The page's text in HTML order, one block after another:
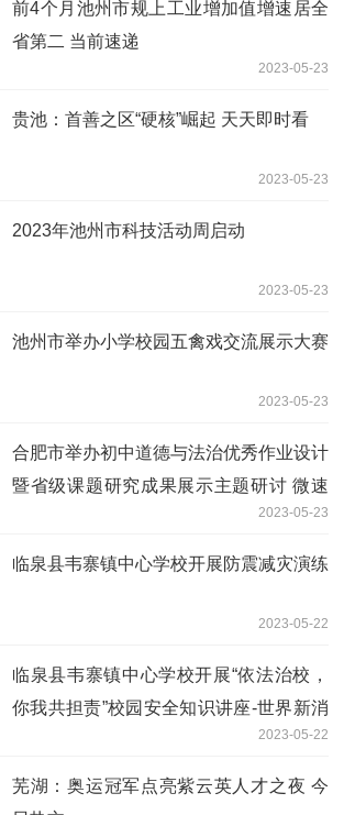
前4个月池州市规上工业增加值增速居全
省第二 当前速递
2023-05-23
贵池：首善之区“硬核”崛起 天天即时看
2023-05-23
2023年池州市科技活动周启动
2023-05-23
池州市举办小学校园五禽戏交流展示大赛
2023-05-23
合肥市举办初中道德与法治优秀作业设计
暨省级课题研究成果展示主题研讨 微速
2023-05-23
临泉县韦寨镇中心学校开展防震减灾演练
2023-05-22
临泉县韦寨镇中心学校开展“依法治校，
你我共担责”校园安全知识讲座-世界新消
2023-05-22
芜湖：奥运冠军点亮紫云英人才之夜 今